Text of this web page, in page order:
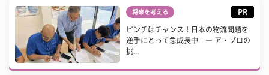
将来を考える PR
ピンチはチャンス！日本の物流問題を
逆手にとって急成長中 ー ア・プロの
挑...